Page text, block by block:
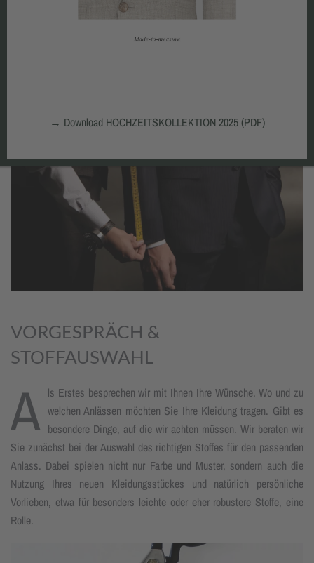
VORGESPRÄCH &
STOFFAUSWAHL
A ls Erstes besprechen wir mit Ihnen Ihre Wünsche. Wo und zu
welchen Anlässen möchten Sie Ihre Kleidung tragen. Gibt es
besondere Dinge, auf die wir achten müssen. Wir beraten wir
Sie zunächst bei der Auswahl des richtigen Stoffes für den passenden
Anlass. Dabei spielen nicht nur Farbe und Muster, sondern auch die
Nutzung Ihres neuen Kleidungsstückes und natürlich persönliche
Vorlieben, etwa für besonders leichte oder eher robustere Stoffe, eine
Rolle.
→ Download HOCHZEITSKOLLEKTION 2025 (PDF)